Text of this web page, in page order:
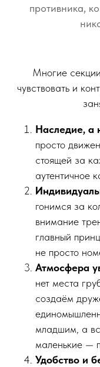
противника,
Многие
чувствовать и
Наследие, а
просто
стоящей за
аутентичное
гонимся за
внимание
главный
не просто
Атмосфера
нет места
создаём
младшим, а
маленькие —
Удобство и